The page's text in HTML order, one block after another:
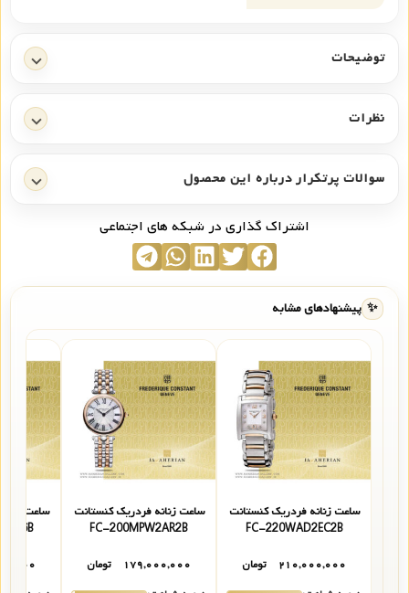
توضیحات
نظرات
سوالات پرتکرار درباره این محصول
اشتراک گذاری در شبکه های اجتماعی
✨ پیشنهادهای مشابه
ساعت زنانه فردریک کنستانت
FC-220WAD2EC2B
۲۱۰,۰۰۰,۰۰۰
تومان
ساعت زنانه فردریک کنستانت
FC-200MPW2AR2B
۱۷۹,۰۰۰,۰۰۰
تومان
ساعت